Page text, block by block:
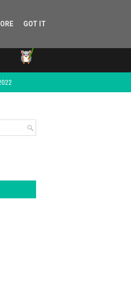
GOT IT